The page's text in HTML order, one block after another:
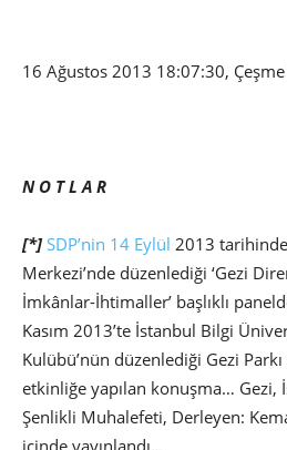
16 Ağustos 2013 18:07:30,
N O T L A R
[*] SDP’nin 14 Eylül 2013
Merkezi’nde düzenlediği ‘Gezi
İmkânlar-İhtimaller’ başlıklı
Kasım 2013’te İstanbul Bilgi
Kulübü’nün düzenlediği Gezi
etkinliğe yapılan konuşma… Gezi,
Şenlikli Muhalefeti, Derleyen:
içinde yayınlandı…